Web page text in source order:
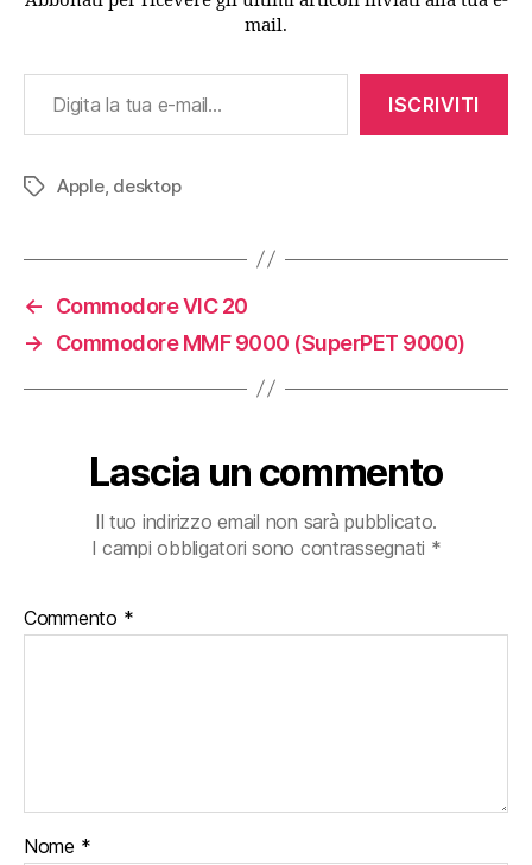
mail.
Digita la tua e-mail...
ISCRIVITI
Tag Apple, desktop
←
Commodore VIC 20
→
Commodore MMF 9000 (SuperPET 9000)
Lascia un commento
Il tuo indirizzo email non sarà pubblicato.
I campi obbligatori sono contrassegnati *
Commento *
Nome *